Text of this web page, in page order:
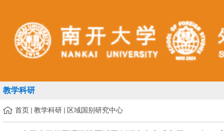
教学科研
首页 教学科研 区域国别研究中心